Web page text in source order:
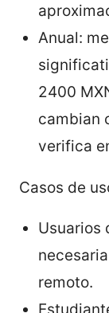
Anual:
2400
cambian
verifica
Casos de
Usuarios
remoto.